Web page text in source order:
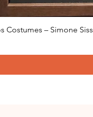
Costumes – Simone Siss